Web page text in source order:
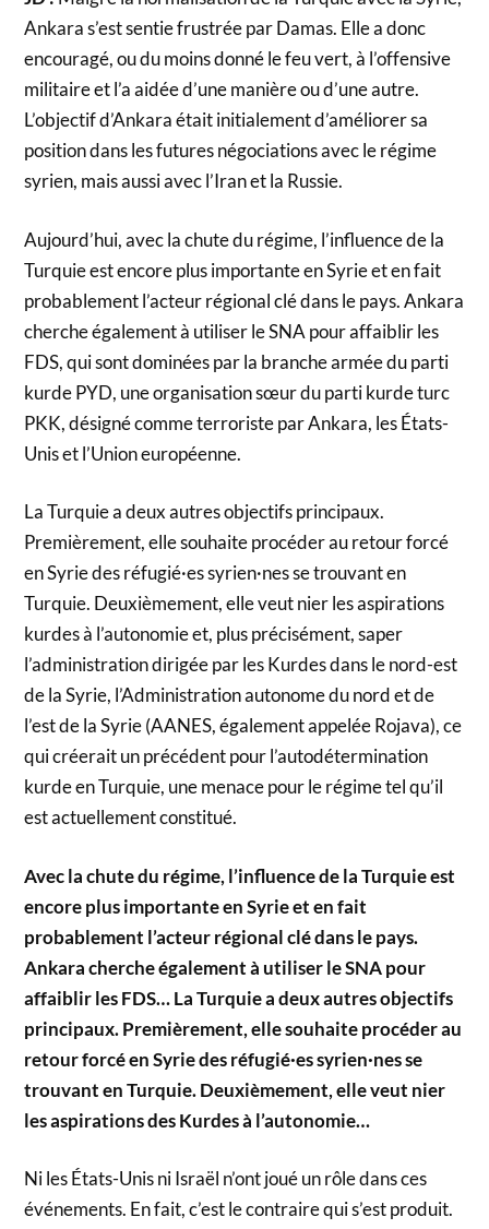
Ankara s’est sentie frustrée par Damas. Elle a donc
encouragé, ou du moins donné le feu vert, à l’offensive
militaire et l’a aidée d’une manière ou d’une autre.
L’objectif d’Ankara était initialement d’améliorer sa
position dans les futures négociations avec le régime
syrien, mais aussi avec l’Iran et la Russie.
Aujourd’hui, avec la chute du régime, l’influence de la
Turquie est encore plus importante en Syrie et en fait
probablement l’acteur régional clé dans le pays. Ankara
cherche également à utiliser le SNA pour affaiblir les
FDS, qui sont dominées par la branche armée du parti
kurde PYD, une organisation sœur du parti kurde turc
PKK, désigné comme terroriste par Ankara, les États-
Unis et l’Union européenne.
La Turquie a deux autres objectifs principaux.
Premièrement, elle souhaite procéder au retour forcé
en Syrie des réfugié·es syrien·nes se trouvant en
Turquie. Deuxièmement, elle veut nier les aspirations
kurdes à l’autonomie et, plus précisément, saper
l’administration dirigée par les Kurdes dans le nord-est
de la Syrie, l’Administration autonome du nord et de
l’est de la Syrie (AANES, également appelée Rojava), ce
qui créerait un précédent pour l’autodétermination
kurde en Turquie, une menace pour le régime tel qu’il
est actuellement constitué.
Avec la chute du régime, l’influence de la Turquie est
encore plus importante en Syrie et en fait
probablement l’acteur régional clé dans le pays.
Ankara cherche également à utiliser le SNA pour
affaiblir les FDS… La Turquie a deux autres objectifs
principaux. Premièrement, elle souhaite procéder au
retour forcé en Syrie des réfugié·es syrien·nes se
trouvant en Turquie. Deuxièmement, elle veut nier
les aspirations des Kurdes à l’autonomie…
Ni les États-Unis ni Israël n’ont joué un rôle dans ces
événements. En fait, c’est le contraire qui s’est produit.